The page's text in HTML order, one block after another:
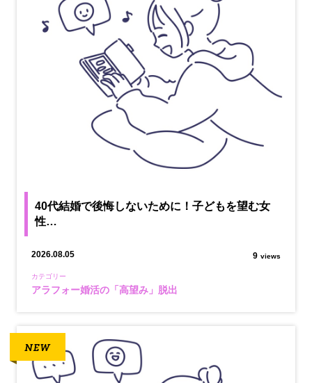
40代結婚で後悔しないために！子どもを望む女
性…
2026.08.05 9 views
カテゴリー
アラフォー婚活の「高望み」脱出